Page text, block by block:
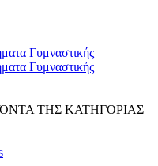
Γυμναστικής
Γυμναστικής
ΤΗΣ ΚΑΤΗΓΟΡΙΑΣ